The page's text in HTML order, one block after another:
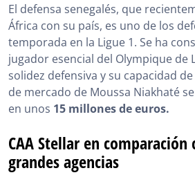
El defensa senegalés, que
África con su país, es uno de los
temporada en la Ligue 1. Se ha
jugador esencial del Olympique de
solidez defensiva y su capacidad
de mercado de Moussa Niakhaté
en unos 15 millones de euros.
CAA Stellar en comparación
grandes agencias